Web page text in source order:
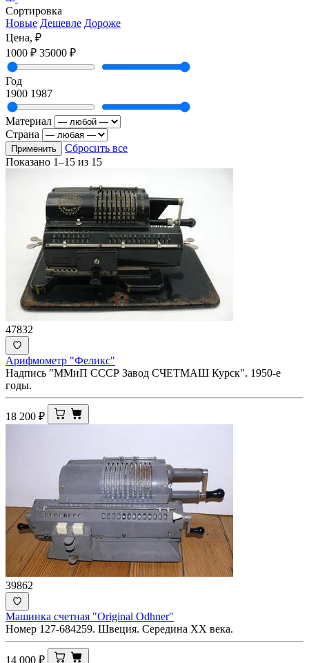
Сортировка
Новые Дешевле Дороже
Цена, ₽
1000 ₽ 35000 ₽
Год
1900 1987
Материал
Страна
Применить
Сбросить все
Показано 1–15 из 15
47832
Арифмометр "Феликс"
Надпись "ММиП СССР Завод СЧЕТМАШ Курск". 1950-е
годы.
18 200 ₽
39862
Машинка счетная "Original Odhner"
Номер 127-684259. Швеция. Середина ХХ века.
14 000 ₽